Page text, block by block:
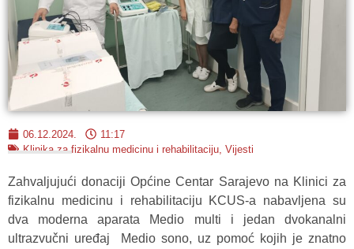
06.12.2024.
11:17
Klinika za fizikalnu medicinu i rehabilitaciju Vijesti
Zahvaljujući donaciji Općine Centar Sarajevo na Klinici za
fizikalnu medicinu i rehabilitaciju KCUS-a nabavljena su
dva moderna aparata Medio multi i jedan dvokanalni
ultrazvučni uređaj Medio sono, uz pomoć kojih je znatno